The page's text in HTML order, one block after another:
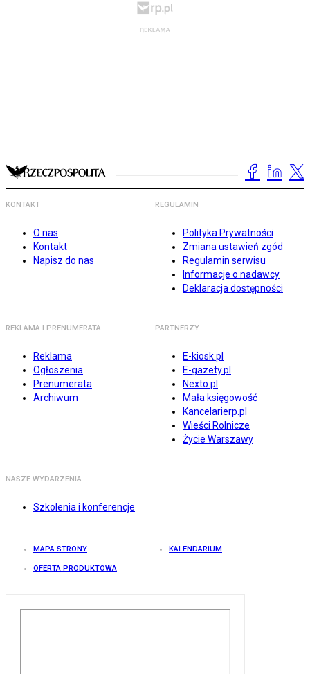
KONTAKT
O nas
Kontakt
Napisz do nas
REGULAMIN
Polityka Prywatności
Zmiana ustawień zgód
Regulamin serwisu
Informacje o nadawcy
Deklaracja dostępności
REKLAMA I PRENUMERATA
Reklama
Ogłoszenia
Prenumerata
Archiwum
PARTNERZY
E-kiosk.pl
E-gazety.pl
Nexto.pl
Mała księgowość
Kancelarierp.pl
Wieści Rolnicze
Życie Warszawy
NASZE WYDARZENIA
Szkolenia i konferencje
MAPA STRONY KALENDARIUM
OFERTA PRODUKTOWA